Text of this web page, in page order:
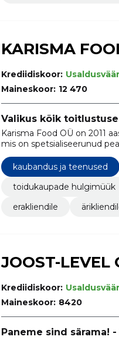
KARISMA
Krediidiskoor:
Maineskoor: 12 470
Valikus kõik
Karisma Food OÜ on 2011
mis on spetsialiseerunud
kaubandus ja teenused
toidukaupade hulgimüük
erakliendile
JOOST-LEVEL
Krediidiskoor:
Maineskoor: 8420
Paneme sind